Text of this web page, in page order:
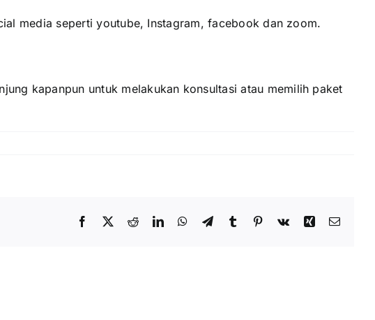
media seperti youtube, Instagram, facebook dan zoom.
kapanpun untuk melakukan konsultasi atau memilih paket
Facebook
X RedditLinkedInWhatsApp
TelegramTumblr Pinterest
Vk Xing Email